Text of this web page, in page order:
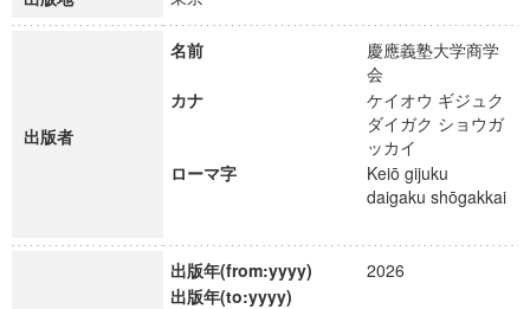
出版者
名前
慶應義塾大学商学
会
カナ
ケイオウ ギジュク
ダイガク ショウガ
ッカイ
ローマ字
Keiō gijuku
daigaku shōgakkai
出版年(from:yyyy)
2026
出版年(to:yyyy)